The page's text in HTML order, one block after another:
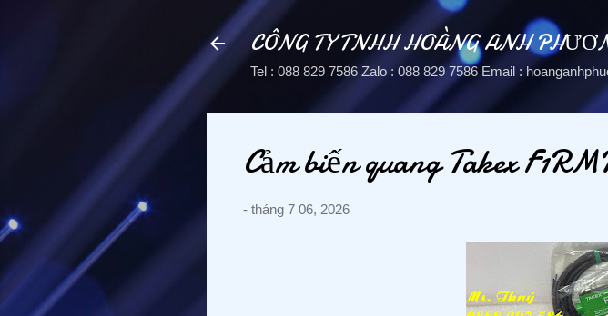
Chuyển đến
CÔNG TY TNHH HOÀNG ANH
Tel : 088 829 7586 Zalo : 088 829 7586 Email :
Cảm biến quang Takex
- tháng 7 06, 2026